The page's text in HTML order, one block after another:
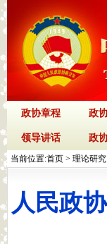
政协章程 政
领导讲话 政
当前位置:首页 > 理论研究
人民政